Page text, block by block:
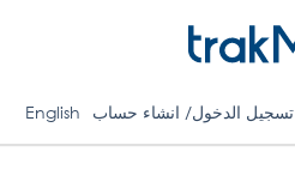
تسجيل الدخول/ انشاء حساب English